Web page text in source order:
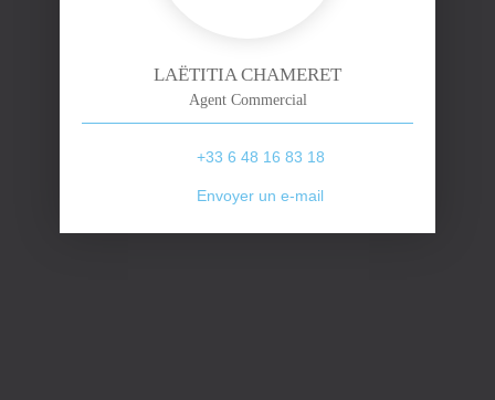
LAËTITIA CHAMERET
Agent Commercial
+33 6 48 16 83 18
Envoyer un e-mail